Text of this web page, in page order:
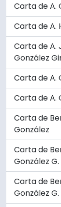
Carta de A.
Carta de A.
Carta de A.
González
Carta de A.
Carta de A.
Carta de
González
Carta de
González G.
Carta de
González G.